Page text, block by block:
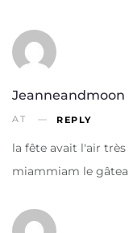
Jeanneandmoon
AT REPLY
la fête avait l'air très
miammiam le